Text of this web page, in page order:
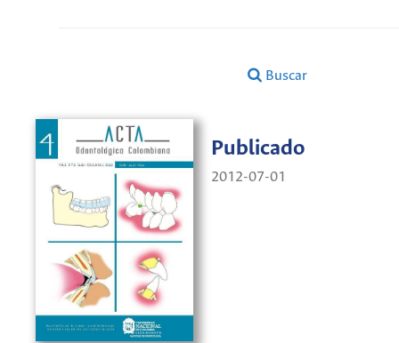
Buscar
Publicado
2012-07-01